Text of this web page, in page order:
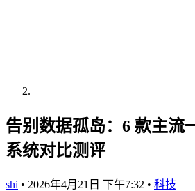
告别数据孤岛：6 款主流
系统对比测评
shi • 2026年4月21日 下午7:32 • 科技